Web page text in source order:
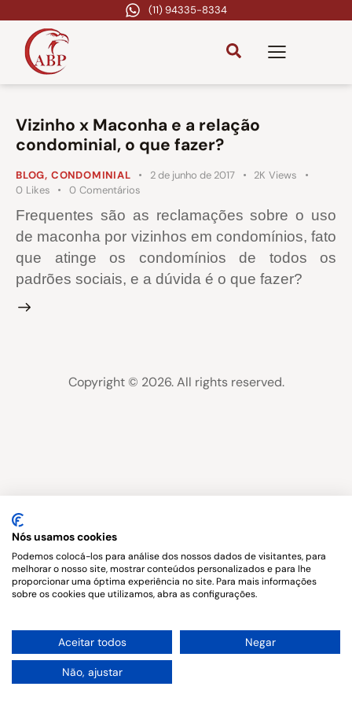
(11) 94335-8334
Vizinho x Maconha e a relação
condominial, o que fazer?
BLOG, CONDOMINIAL 2 de junho de 2017 2K Views
0 Likes 0 Comentários
Frequentes são as reclamações sobre o uso
de maconha por vizinhos em condomínios, fato
que atinge os condomínios de todos os
padrões sociais, e a dúvida é o que fazer?
Copyright © 2026. All rights reserved.
Nós usamos cookies
Podemos colocá-los para análise dos nossos dados de visitantes, para
melhorar o nosso site, mostrar conteúdos personalizados e para lhe
proporcionar uma óptima experiência no site. Para mais informações
sobre os cookies que utilizamos, abra as configurações.
Aceitar todos Negar
Não, ajustar